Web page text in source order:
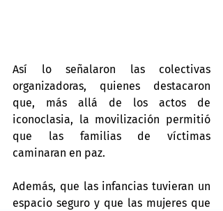
Así lo señalaron las colectivas
organizadoras, quienes destacaron
que, más allá de los actos de
iconoclasia, la movilización permitió
que las familias de víctimas
caminaran en paz.
Además, que las infancias tuvieran un
espacio seguro y que las mujeres que